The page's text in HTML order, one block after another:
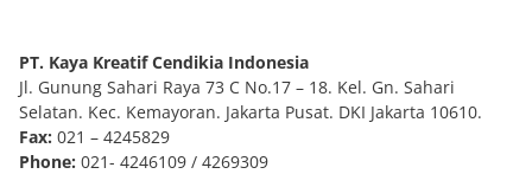
PT. Kaya Kreatif Cendikia Indonesia
Jl. Gunung Sahari Raya 73 C No.17 – 18. Kel. Gn. Sahari
Selatan. Kec. Kemayoran. Jakarta Pusat. DKI Jakarta 10610.
Fax: 021 – 4245829
Phone: 021- 4246109 / 4269309